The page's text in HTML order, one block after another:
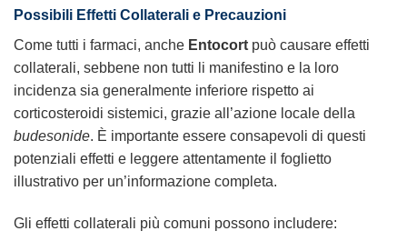
Possibili Effetti Collaterali e Precauzioni
Come tutti i farmaci, anche Entocort può causare effetti
collaterali, sebbene non tutti li manifestino e la loro
incidenza sia generalmente inferiore rispetto ai
corticosteroidi sistemici, grazie all’azione locale della
budesonide. È importante essere consapevoli di questi
potenziali effetti e leggere attentamente il foglietto
illustrativo per un’informazione completa.
Gli effetti collaterali più comuni possono includere: